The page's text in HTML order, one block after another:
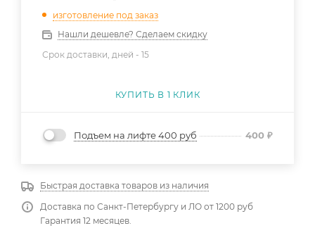
изготовление под заказ
Нашли дешевле? Сделаем скидку
Срок доставки, дней - 15
КУПИТЬ В 1 КЛИК
Подъем на лифте 400 руб 400 ₽
Быстрая доставка товаров из наличия
Доставка по Санкт-Петербургу и ЛО от 1200 руб
Гарантия 12 месяцев.